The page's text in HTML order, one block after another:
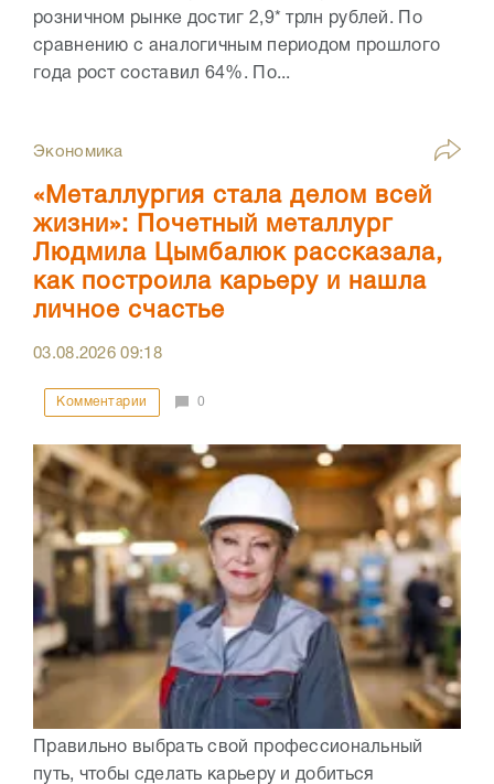
розничном рынке достиг 2,9* трлн рублей. По
сравнению с аналогичным периодом прошлого
года рост составил 64%. По...
Экономика
«Металлургия стала делом всей
жизни»: Почетный металлург
Людмила Цымбалюк рассказала,
как построила карьеру и нашла
личное счастье
03.08.202609:18
Комментарии 0
Правильно выбрать свой профессиональный
путь, чтобы сделать карьеру и добиться